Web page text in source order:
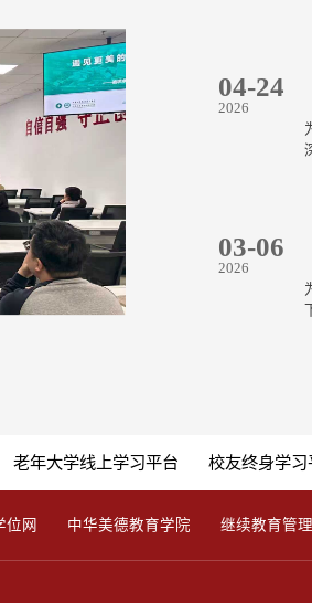
神，推动继续教育高质量发展”为主题开展主
大学党委常委、副校长曹现强出席活动并讲
书记周明华主持，支部全体党员、入党积极
表参加。 活动首先共同学习了《中国共产
会第四次全体会...
04-24
2026
03-06
2026
分配去向及联系方
。二、交费注册
准为3200元/人/
10-28
2025
09-29
2025
洪家楼校区组织观看2025年下半
课。 怀进鹏以《深入学习贯彻习
述，以教育强国支撑引领中国式
治属性、人民属性、战略属性，
养人、培养什么人...
07-30
2026
07-02
2026
老年大学线上学习平台 校友终身学习
位网 中华美德教育学院 继续教育管